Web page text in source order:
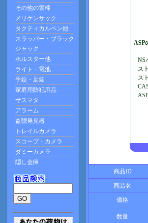
ASP
NS
ス
ス
商品ID
商品名
価格
数量